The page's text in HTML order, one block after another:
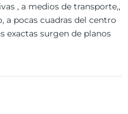
, a medios de transporte,,
a pocas cuadras del centro
exactas surgen de planos